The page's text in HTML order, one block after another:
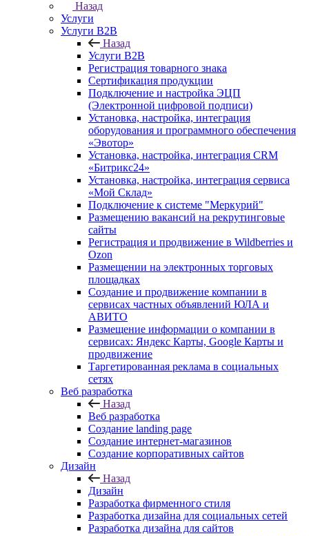
Назад
Услуги
Услуги B2B
Назад
Услуги B2B
Регистрация товарного знака
Сертификация продукции
Подключение и настройка ЭЦП
(Электронной цифровой подписи)
Установка, настройка, интеграция
оборудования и программного обеспечения
«Эвотор»
Установка, настройка, интеграция CRM
«Битрикс24»
Установка, настройка, интеграция сервиса
«Мой Склад»
Подключение к системе "Меркурий"
Размещению вакансий на рекрутинговые
сайты
Регистрация и продвижение в Wildberries и
Ozon
Размещении на электронных торговых
площадках
Создание и продвижение компании в
сервисах частных объявлений ЮЛА и
АВИТО
Размещение информации о компании в
сервисах: Яндекс Карты, Google Карты и
продвижение
Таргетированная реклама в социальных
сетях
Веб разработка
Назад
Веб разработка
Создание landing page
Создание интернет-магазинов
Создание корпоративных сайтов
Дизайн
Назад
Дизайн
Разработка фирменного стиля
Разработка дизайна для социальных сетей
Разработка дизайна для сайтов